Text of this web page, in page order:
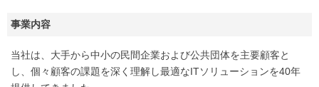
事業内容
当社は、大手から中小の民間企業および公共団体を主要顧客と
し、個々顧客の課題を深く理解し最適なITソリューションを40年